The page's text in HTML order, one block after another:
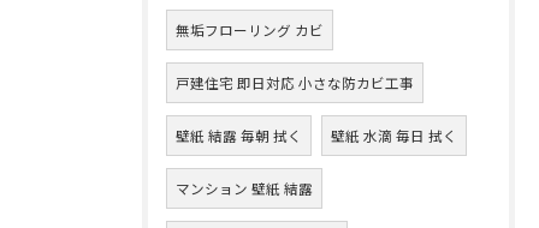
無垢フローリング カビ
戸建住宅 即日対応 小さな防カビ工事
壁紙 結露 毎朝 拭く 壁紙 水滴 毎日 拭く
マンション 壁紙 結露